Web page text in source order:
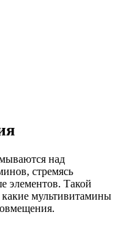
над
стремясь
элементов. Такой
мультивитамины